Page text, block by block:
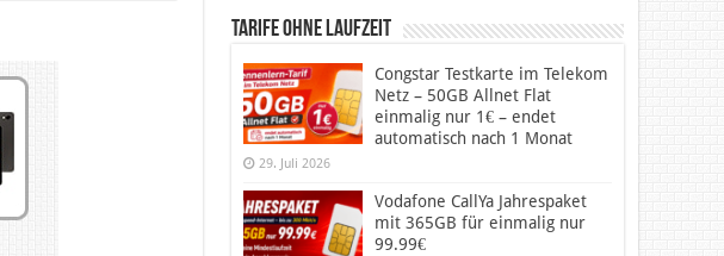
Tarife ohne Laufzeit
Congstar Testkarte im Telekom
Netz – 50GB Allnet Flat
einmalig nur 1€ – endet
automatisch nach 1 Monat
29. Juli 2026
Vodafone CallYa Jahrespaket
mit 365GB für einmalig nur
99.99€